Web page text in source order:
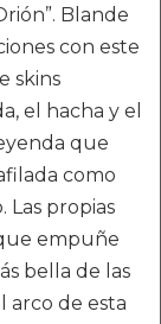
Blande
con este
skins
el hacha y el
que
como
Las propias
empuñe
bella de las
arco de esta